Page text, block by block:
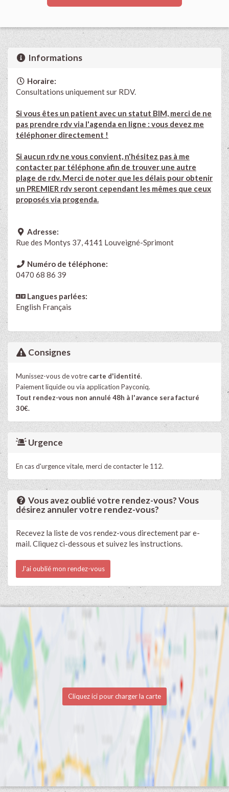
Informations
Horaire:
Consultations uniquement sur RDV.
Si vous êtes un patient avec un statut BIM, merci de ne
pas prendre rdv via l'agenda en ligne : vous devez me
téléphoner directement !
Si aucun rdv ne vous convient, n'hésitez pas à me
contacter par téléphone afin de trouver une autre
plage de rdv. Merci de noter que les délais pour obtenir
un PREMIER rdv seront cependant les mêmes que ceux
proposés via progenda.
Adresse:
Rue des Montys 37, 4141 Louveigné-Sprimont
Numéro de téléphone:
0470 68 86 39
Langues parlées:
English Français
Consignes
Munissez-vous de votre carte d'identité.
Paiement liquide ou via application Payconiq.
Tout rendez-vous non annulé 48h à l'avance sera facturé
30€.
Urgence
En cas d'urgence vitale, merci de contacter le 112.
Vous avez oublié votre rendez-vous? Vous
désirez annuler votre rendez-vous?
Recevez la liste de vos rendez-vous directement par e-
mail. Cliquez ci-dessous et suivez les instructions.
J'ai oublié mon rendez-vous
Cliquez ici pour charger la carte